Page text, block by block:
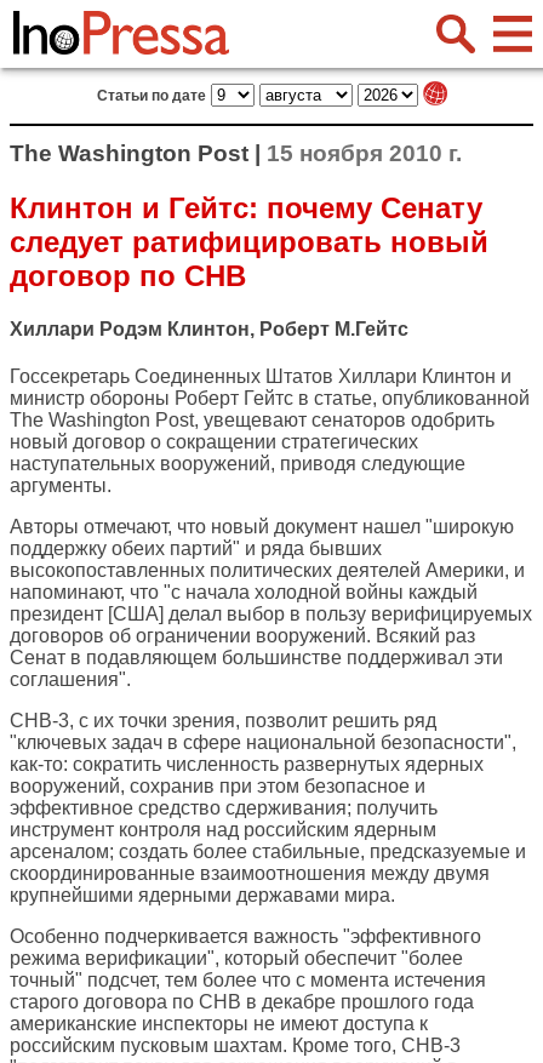
Статьи по дате
The Washington Post | 15 ноября 2010 г.
Клинтон и Гейтс: почему Сенату
следует ратифицировать новый
договор по СНВ
Хиллари Родэм Клинтон, Роберт М.Гейтс
Госсекретарь Соединенных Штатов Хиллари Клинтон и
министр обороны Роберт Гейтс в статье, опубликованной
The Washington Post, увещевают сенаторов одобрить
новый договор о сокращении стратегических
наступательных вооружений, приводя следующие
аргументы.
Авторы отмечают, что новый документ нашел "широкую
поддержку обеих партий" и ряда бывших
высокопоставленных политических деятелей Америки, и
напоминают, что "с начала холодной войны каждый
президент [США] делал выбор в пользу верифицируемых
договоров об ограничении вооружений. Всякий раз
Сенат в подавляющем большинстве поддерживал эти
соглашения".
СНВ-3, с их точки зрения, позволит решить ряд
"ключевых задач в сфере национальной безопасности",
как-то: сократить численность развернутых ядерных
вооружений, сохранив при этом безопасное и
эффективное средство сдерживания; получить
инструмент контроля над российским ядерным
арсеналом; создать более стабильные, предсказуемые и
скоординированные взаимоотношения между двумя
крупнейшими ядерными державами мира.
Особенно подчеркивается важность "эффективного
режима верификации", который обеспечит "более
точный" подсчет, тем более что с момента истечения
старого договора по СНВ в декабре прошлого года
американские инспекторы не имеют доступа к
российским пусковым шахтам. Кроме того, СНВ-3